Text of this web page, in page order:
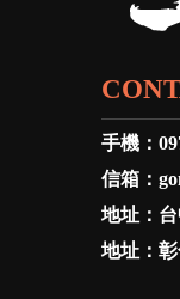
手機：
信箱：
地址：
地址：